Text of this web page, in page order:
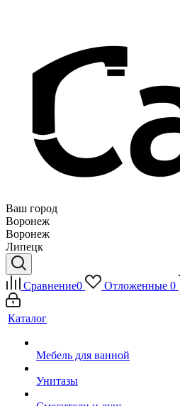
Ваш город
Воронеж
Воронеж
Липецк
Сравнение0 Отложенные 0
Каталог
Мебель для ванной
Унитазы